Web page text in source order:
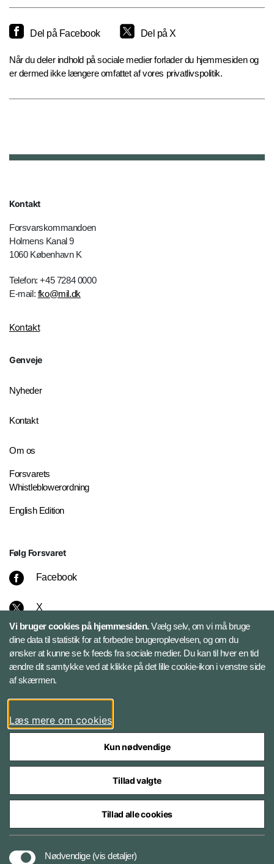
Del på Facebook Del på X
Når du deler indhold på sociale medier forlader du hjemmesiden og
er dermed ikke længere omfattet af vores privatlivspolitik.
Kontakt
Forsvarskommandoen
Holmens Kanal 9
1060 København K
Telefon: +45 7284 0000
E-mail: fko@mil.dk
Kontakt
Genveje
Nyheder
Kontakt
Om os
Forsvarets
Whistleblowerordning
English Edition
Følg Forsvaret
Facebook
X
Instagram
Bluesky
LinkedIn
Styrelser og myndigheder under Forsvarsministeriet
Vi bruger cookies på hjemmesiden.Vælg selv, om vi må bruge
dine data til statistik for at forbedre brugeroplevelsen, og om du
ønsker at kunne se fx feeds fra sociale medier. Du kan til hver en tid
ændre dit samtykke ved at klikke på det lille cookie-ikon i venstre side
af skærmen.
Læs mere om cookies
Kun nødvendige
Tillad valgte
Tillad alle cookies
Nødvendige (vis detaljer)